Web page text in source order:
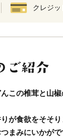
クレジッ
この椎茸と山
が食欲をそそり
まみにいかがで